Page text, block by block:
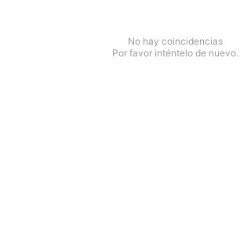
No hay coincidencias
Por favor inténtelo de nuevo.